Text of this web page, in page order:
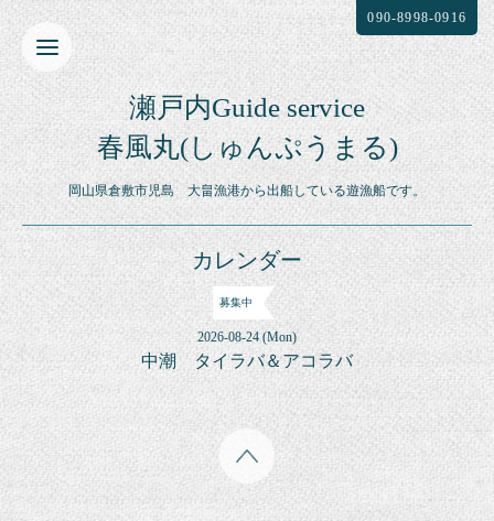
瀬戸内Guide service
春風丸(しゅんぷうまる)
岡山県倉敷市児島 大畠漁港から出船している遊漁船です。
090-8998-0916
カレンダー
募集中
2026-08-24 (Mon)
中潮 タイラバ＆アコラバ